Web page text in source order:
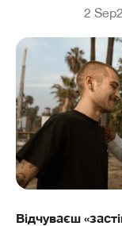
2 Sep
Відчуваєш